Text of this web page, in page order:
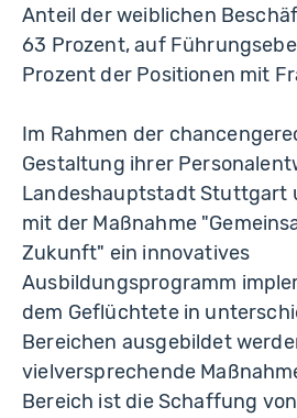
Anteil der weiblichen
63 Prozent, auf
Prozent der Positionen mit
Im Rahmen der
Gestaltung ihrer
Landeshauptstadt Stuttgart
mit der Maßnahme
Zukunft" ein innovatives
Ausbildungsprogramm
dem Geflüchtete in
Bereichen ausgebildet
vielversprechende
Bereich ist die Schaffung